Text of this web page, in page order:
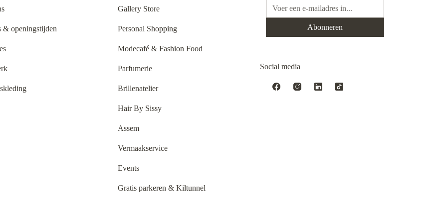
& openingstijden
Gallery Store
Personal Shopping
Modecafé & Fashion Food
Parfumerie
Brillenatelier
Hair By Sissy
Assem
Vermaakservice
Events
Gratis parkeren & Kiltunnel
E-mailadres*
Abonneren
Social media